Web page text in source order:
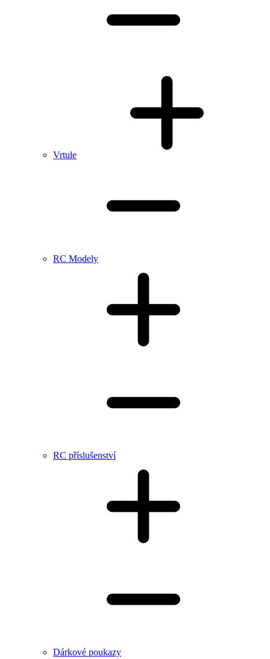
Vrtule
RC Modely
RC příslušenství
Dárkové poukazy